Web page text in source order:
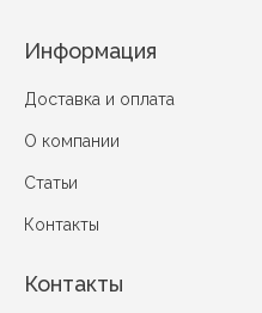
Информация
Доставка и оплата
О компании
Статьи
Контакты
Контакты